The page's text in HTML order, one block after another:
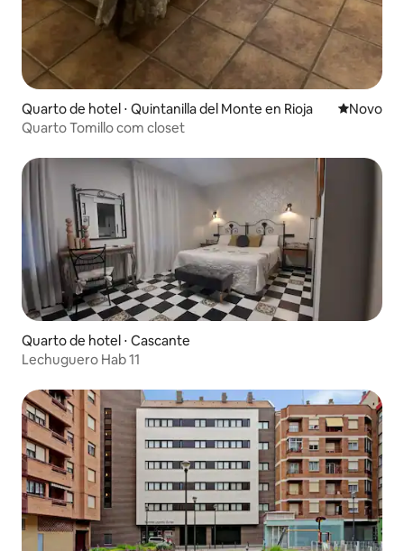
Quarto de hotel ⋅ Quintanilla del Monte en Rioja Novo
Novo
Quarto Tomillo com closet
Quarto de hotel ⋅ Cascante
Lechuguero Hab 11